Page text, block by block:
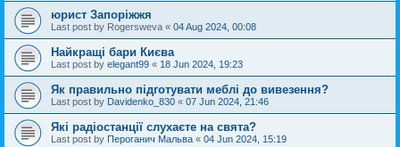
юрист Запоріжжя
Last post by Rogersweva « 04 Aug 2024, 00:08
Найкращі бари Києва
Last post by elegant99 « 18 Jun 2024, 19:23
Як правильно підготувати меблі до вивезення?
Last post by Davidenko_830 « 07 Jun 2024, 21:46
Які радіостанції слухаєте на свята?
Last post by Пероганич Мальва « 04 Jun 2024, 15:19